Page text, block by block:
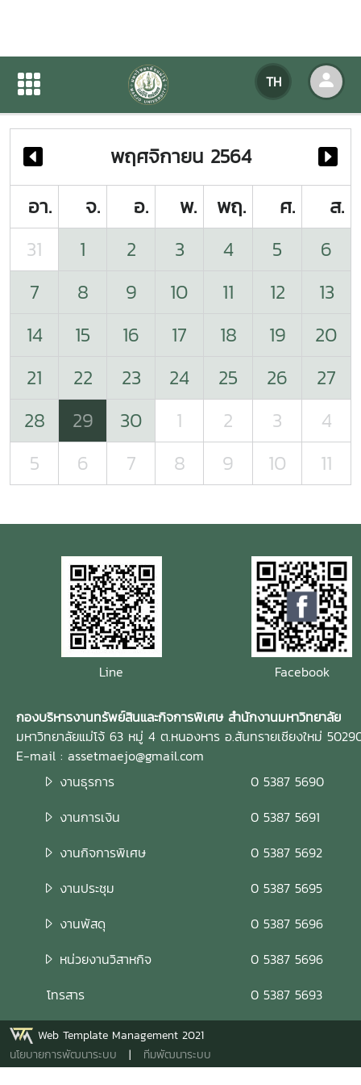
TH
ปฏิทินกิจกรรมของหน่วยงาน
ปฏิทินกิจกรรมของหน่วยงาน
พฤศจิกายน 2564
อา.
จ. อ. พ. พฤ. ศ.
ส.
31
1 2 3 4 5
6
7
8 9 10 11 12
13
14
15 16 17 18 19
20
21
22 23 24 25 26
27
28
29 30 1 2 3
4
5
6 7 8 9 10 11
Line Facebook
กองบริหารงานทรัพย์สินและกิจการพิเศษ สำนักงานมหาวิทยาลัย
มหาวิทยาลัยแม่โจ้ 63 หมู่ 4 ต.หนองหาร อ.สันทรายเชียงใหม่
E-mail : assetmaejo@gmail.com
งานธุรการ
0 5387 5690
งานการเงิน
0 5387 5691
งานกิจการพิเศษ
0 5387 5692
งานประชุม
0 5387 5695
งานพัสดุ
0 5387 5696
หน่วยงานวิสาหกิจ
0 5387 5696
โทรสาร
0 5387 5693
Web Template Management 2021
นโยบายการพัฒนาระบบ | ทีมพัฒนาระบบ